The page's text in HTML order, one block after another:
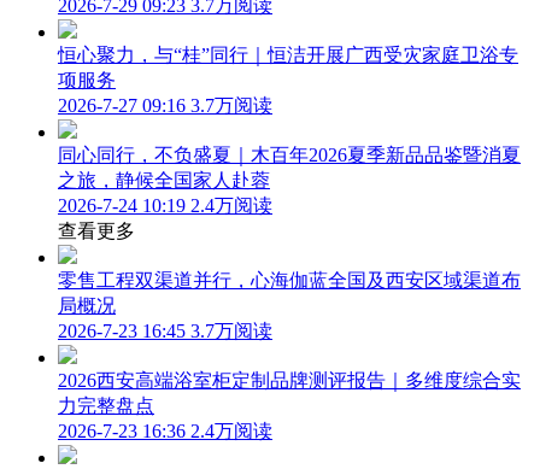
2026-7-29 09:23 3.7万阅读
恒心聚力，与“桂”同行｜恒洁开展广西受灾家庭卫浴专
项服务
2026-7-27 09:16 3.7万阅读
同心同行，不负盛夏｜木百年2026夏季新品品鉴暨消夏
之旅，静候全国家人赴蓉
2026-7-24 10:19 2.4万阅读
查看更多
零售工程双渠道并行，心海伽蓝全国及西安区域渠道布
局概况
2026-7-23 16:45 3.7万阅读
2026西安高端浴室柜定制品牌测评报告｜多维度综合实
力完整盘点
2026-7-23 16:36 2.4万阅读